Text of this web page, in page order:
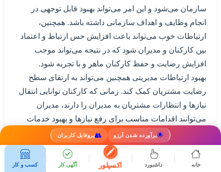
🌟برآورده شدن آرزو 👥پروفایل کاربران
خانه داشبورد اکسپلور آگهی کار کسب و کار
سازمان می‌شود و این امر می‌تواند بهبود قابل توجهی در
انجام وظایف و اهداف سازمانی داشته باشد. همچنین،
ارتباطات خوب می‌تواند باعث افزایش حس ارتباط و اعتماد
بین کارکنان و مدیران شود که در نتیجه می‌تواند موجب
افزایش رضایت و حفظ کارکنان ماهر و با تجربه شود.
بهبود ارتباطات مدیریتی همچنین می‌تواند به ارتقای سطح
رضایت مشتریان کمک کند. زمانی که کارکنان توانایی انتقال
نیازها و انتظارات مشتریان به مدیران را دارند، مدیران
می‌توانند اقدامات مناسب برای رفع نیازها و بهبود خدمات
انجام دهند. این امر می‌تواند به افزایش کیفیت خدمات و
تجربه مشتریان منجر شود. همچنین، ارتباطات مدیریتی قوی
می‌تواند به راحت‌تر شناختن نیازها و انتظارات مشتریان